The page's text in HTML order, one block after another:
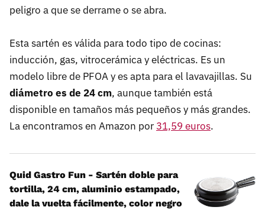
peligro a que se derrame o se abra.
Esta sartén es válida para todo tipo de cocinas:
inducción, gas, vitrocerámica y eléctricas. Es un
modelo libre de PFOA y es apta para el lavavajillas. Su
diámetro es de 24 cm, aunque también está
disponible en tamaños más pequeños y más grandes.
La encontramos en Amazon por 31,59 euros.
Quid Gastro Fun - Sartén doble para
tortilla, 24 cm, aluminio estampado,
dale la vuelta fácilmente, color negro